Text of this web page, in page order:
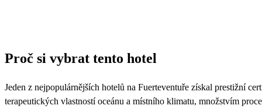
Proč si vybrat tento hotel
Jeden z nejpopulárnějších hotelů na Fuerteventuře získal prestižní
terapeutických vlastností oceánu a místního klimatu, množstvím